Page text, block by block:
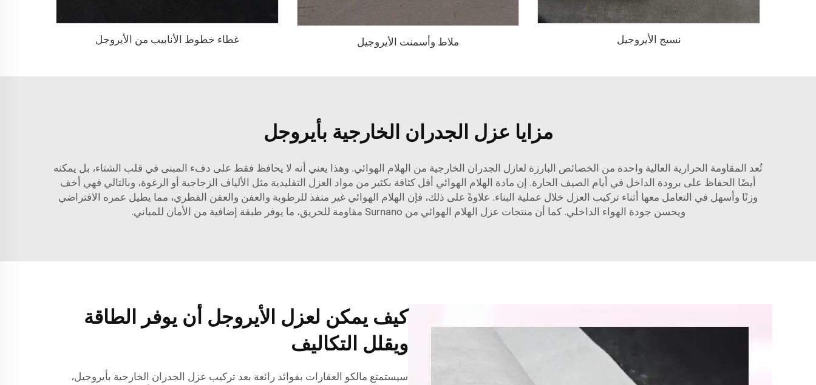
نسيج الأيروجيل ملاط وأسمنت الأيروجيل غطاء خطوط الأنابيب من الأيروجل
مزايا عزل الجدران الخارجية بأيروجل
تُعد المقاومة الحرارية العالية واحدة من الخصائص البارزة لعازل الجدران الخارجية من الهلام الهوائي. وهذا يعني أنه لا يحافظ فقط على دفء المبنى في قلب الشتاء، بل يمكنه
أيضًا الحفاظ على برودة الداخل في أيام الصيف الحارة. إن مادة الهلام الهوائي أقل كثافة بكثير من مواد العزل التقليدية مثل الألياف الزجاجية أو الرغوة، وبالتالي فهي أخف
وزنًا وأسهل في التعامل معها أثناء تركيب العزل خلال عملية البناء. علاوةً على ذلك، فإن الهلام الهوائي غير منفذ للرطوبة والعفن والعفن الفطري، مما يطيل عمره الافتراضي
ويحسن جودة الهواء الداخلي. كما أن منتجات عزل الهلام الهوائي من Surnano مقاومة للحريق، ما يوفر طبقة إضافية من الأمان للمباني.
كيف يمكن لعزل الأيروجل أن يوفر الطاقة
ويقلل التكاليف
سيستمتع مالكو العقارات بفوائد رائعة بعد تركيب عزل الجدران الخارجية بأيروجيل،